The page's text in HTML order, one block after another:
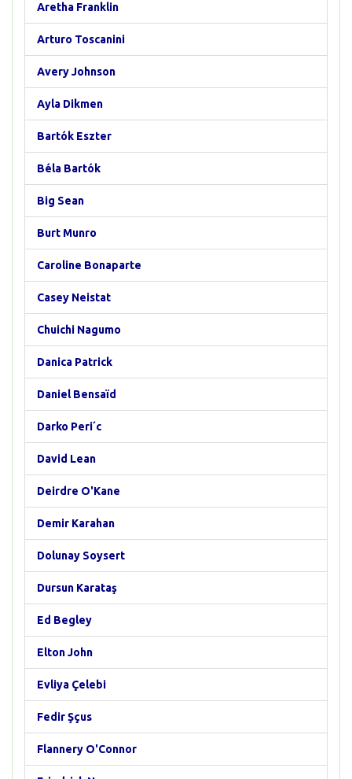
Aretha Franklin
Arturo Toscanini
Avery Johnson
Ayla Dikmen
Bartók Eszter
Béla Bartók
Big Sean
Burt Munro
Caroline Bonaparte
Casey Neistat
Chuichi Nagumo
Danica Patrick
Daniel Bensaïd
Darko Peri´c
David Lean
Deirdre O'Kane
Demir Karahan
Dolunay Soysert
Dursun Karataş
Ed Begley
Elton John
Evliya Çelebi
Fedir Şçus
Flannery O'Connor